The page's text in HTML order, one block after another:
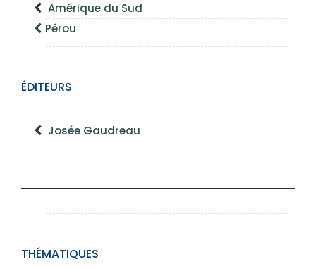
Amérique du Sud
Pérou
ÉDITEURS
Josée Gaudreau
THÉMATIQUES